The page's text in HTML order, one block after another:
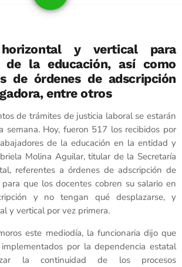
horizontal y vertical para
de la educación, así como
de órdenes de adscripción
entre otros
de trámites de justicia laboral se estarán
semana. Hoy, fueron 517 los recibidos por
de la educación en la entidad y
Molina Aguilar, titular de la Secretaría
referentes a órdenes de adscripción de
que los docentes cobren su salario en
y no tengan qué desplazarse, y
y vertical por vez primera.
este mediodía, la funcionaria dijo que
por la dependencia estatal
la continuidad de los procesos